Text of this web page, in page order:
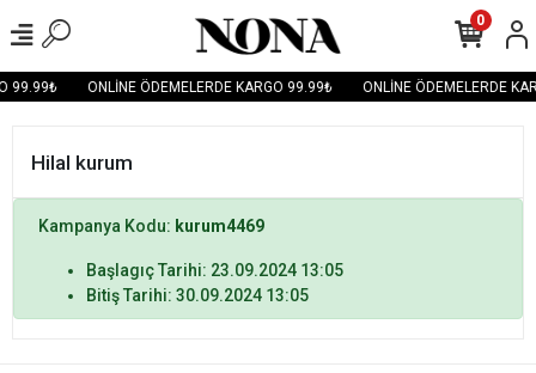
99.99₺ ONLİNE ÖDEMELERDE KARGO 99.99₺ ONLİNE ÖDEMELERDE
0
Hilal kurum
Kampanya Kodu: kurum4469
Başlagıç Tarihi: 23.09.2024 13:05
Bitiş Tarihi: 30.09.2024 13:05